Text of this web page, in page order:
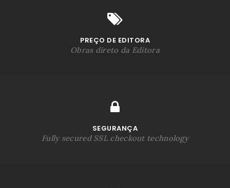
PREÇO DE EDITORA
Obras direto da Editora
SEGURANÇA
Fully secured SSL checkout technology